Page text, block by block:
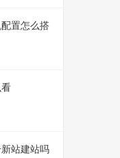
置怎么搭
站建站吗